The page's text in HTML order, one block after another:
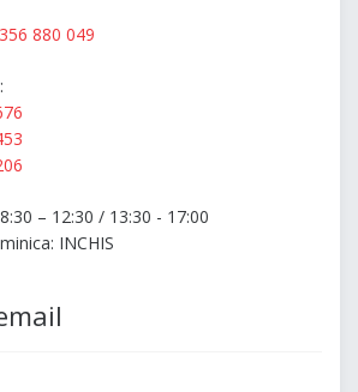
880 049
– 12:30 / 13:30 - 17:00
INCHIS